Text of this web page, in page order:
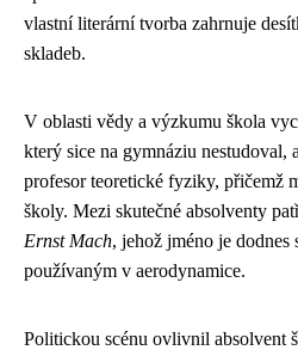
vlastní literární tvorba zahrnuje
skladeb.
V oblasti vědy a výzkumu škola
který sice na gymnáziu nestudoval,
profesor teoretické fyziky, přičemž
školy. Mezi skutečné absolventy
Ernst Mach, jehož jméno je
používaným v aerodynamice.
Politickou scénu ovlivnil absolvent